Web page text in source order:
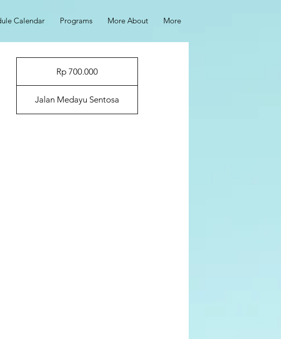
Calendar Programs More About More
Rp 700.000
Jalan Medayu Sentosa